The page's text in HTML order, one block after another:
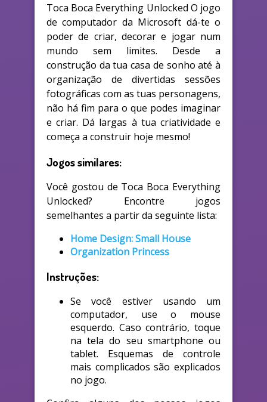
Toca Boca Everything Unlocked O jogo
de computador da Microsoft dá-te o
poder de criar, decorar e jogar num
mundo sem limites. Desde a
construção da tua casa de sonho até à
organização de divertidas sessões
fotográficas com as tuas personagens,
não há fim para o que podes imaginar
e criar. Dá largas à tua criatividade e
começa a construir hoje mesmo!
Jogos similares:
Você gostou de Toca Boca Everything
Unlocked? Encontre jogos
semelhantes a partir da seguinte lista:
Home Design: Small House
Organization Princess
Instruções:
Se você estiver usando um
computador, use o mouse
esquerdo. Caso contrário, toque
na tela do seu smartphone ou
tablet. Esquemas de controle
mais complicados são explicados
no jogo.